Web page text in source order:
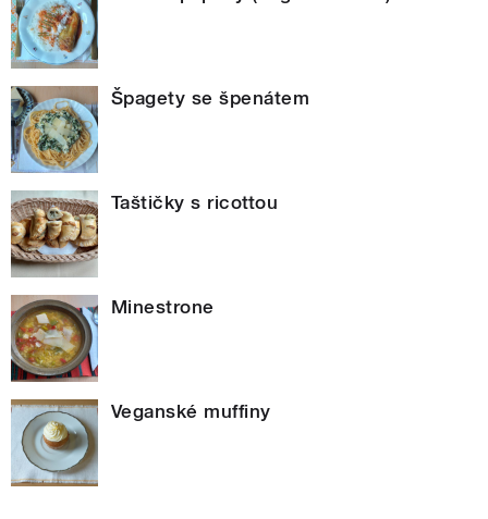
Špagety se špenátem
Taštičky s ricottou
Minestrone
Veganské muffiny